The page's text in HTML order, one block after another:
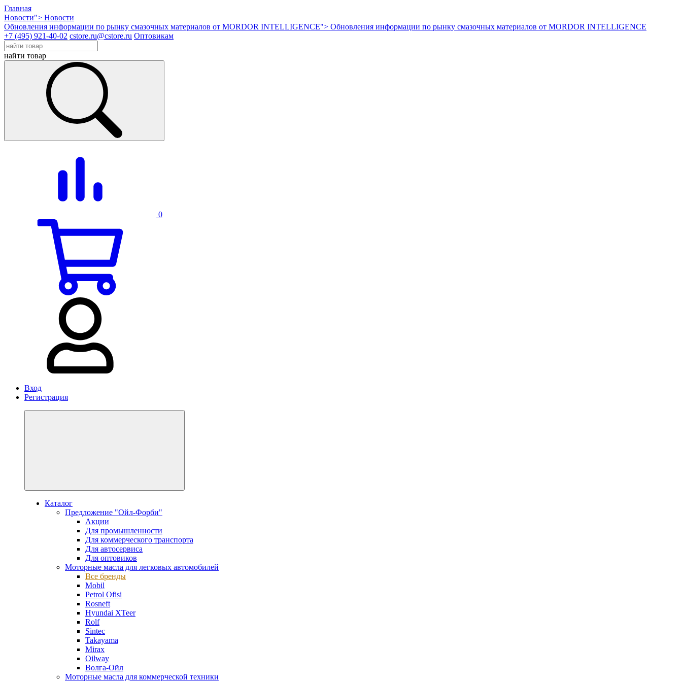
Главная
Новости"> Новости
Обновления информации по рынку смазочных материалов от MORDOR INTELLIGENCE"> Обновления информации по рынку смазочных материалов от MORDOR INTELLIGENCE
+7 (495) 921-40-02 cstore.ru@cstore.ru Оптовикам
найти товар
0
Вход
Регистрация
Каталог
Предложение "Ойл-Форби"
Акции
Для промышленности
Для коммерческого транспорта
Для автосервиса
Для оптовиков
Моторные масла для легковых автомобилей
Все бренды
Mobil
Petrol Ofisi
Rosneft
Hyundai XTeer
Rolf
Sintec
Takayama
Mirax
Oilway
Волга-Ойл
Моторные масла для коммерческой техники